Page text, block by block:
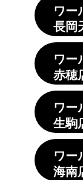
ワー
長岡
ワー
赤穂
ワー
生駒
ワー
海南